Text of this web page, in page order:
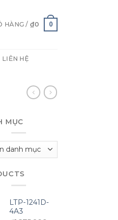
HÀNG / ₫0 0
LIÊN HỆ
MỤC
LTP-1241D-
4A3